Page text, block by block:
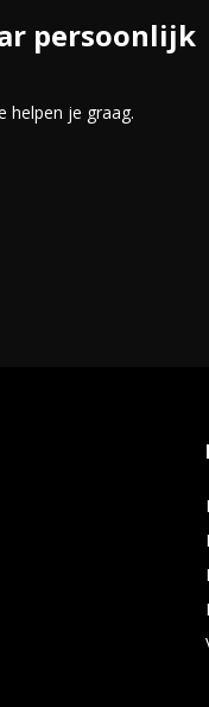
persoonlijk
helpen je graag.